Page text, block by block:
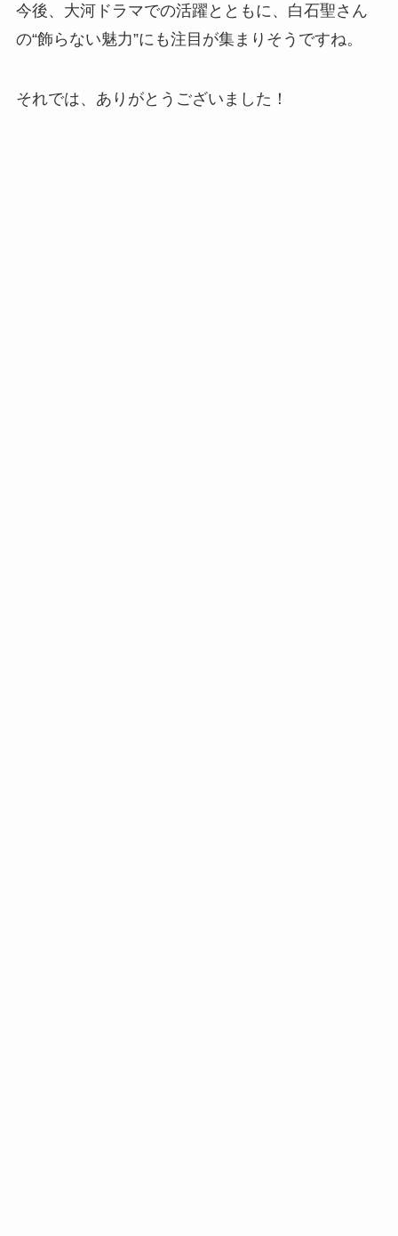
今後、大河ドラマでの活躍とともに、白石聖さん
の“飾らない魅力”にも注目が集まりそうですね。
それでは、ありがとうございました！